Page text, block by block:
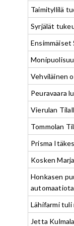
Taimityllilä
Syrjälät
Ensimmäiset
Vehviläinen
Peuravaara
Vierulan
Tommolan
Prisma
Kosken
Honkasen
automaatiota
Lähifarmi tuli
Jetta